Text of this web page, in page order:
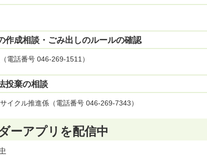
作成相談・ごみ出しのルールの確認
電話番号 046-269-1511）
投棄の相談
イクル推進係（電話番号 046-269-7343）
ーアプリを配信中